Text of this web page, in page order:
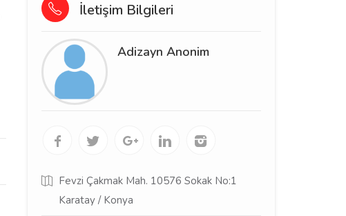
İletişim Bilgileri
Adizayn Anonim
Fevzi Çakmak Mah. 10576 Sokak No:1
Karatay / Konya